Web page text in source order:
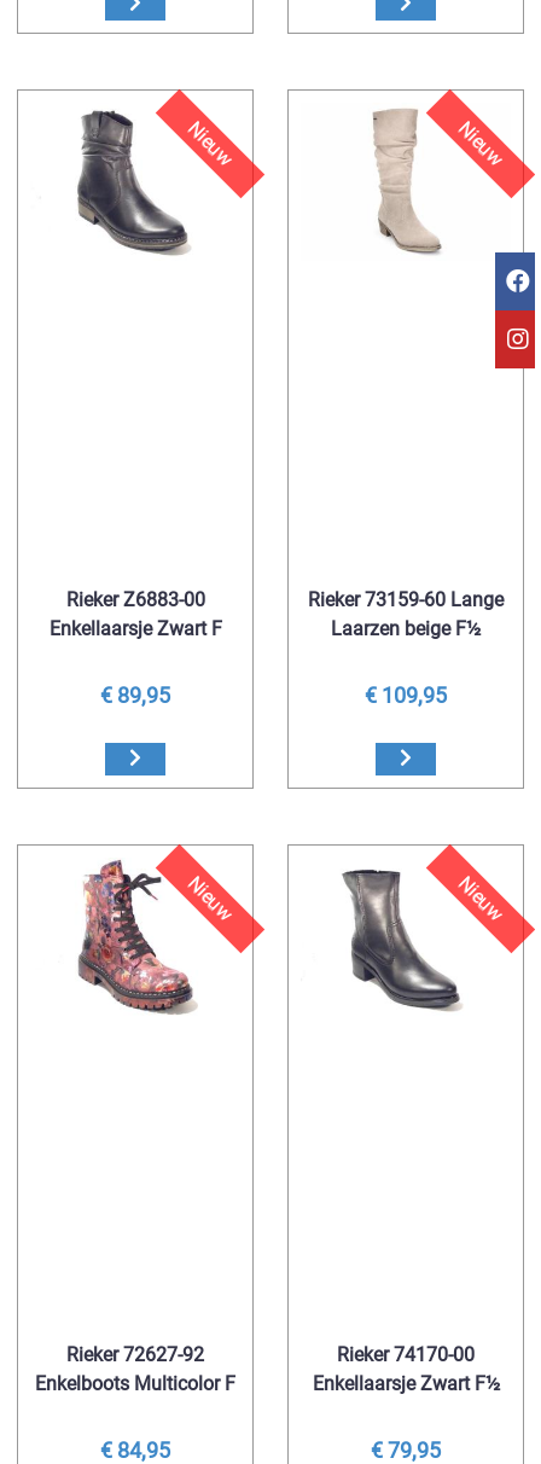
Nieuw
Rieker Z6883-00
Enkellaarsje Zwart F
€ 89,95
Nieuw
Rieker 73159-60 Lange
Laarzen beige F½
€ 109,95
Nieuw
Rieker 72627-92
Enkelboots Multicolor F
€ 84,95
Nieuw
Rieker 74170-00
Enkellaarsje Zwart F½
€ 79,95